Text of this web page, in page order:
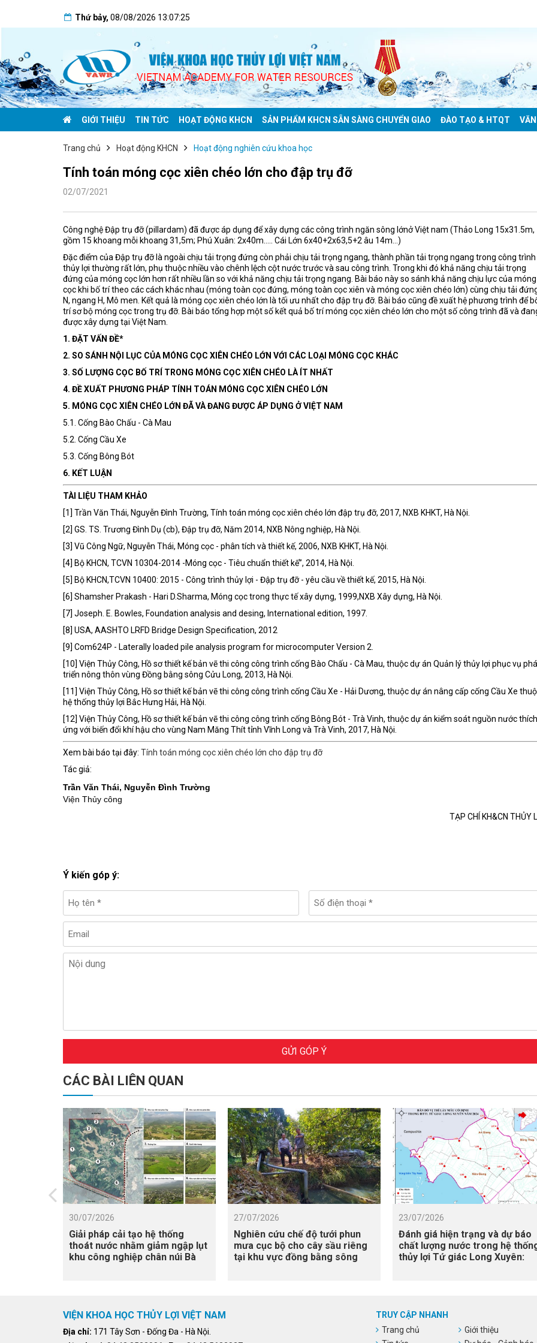
Thứ bảy, 08/08/2026 13:07:26
GIỚI THIỆU TIN TỨC HOẠT ĐỘNG KHCN SẢN PHẨM KHCN SẴN SÀNG CHUYỂN GIAO ĐÀO TẠO & HTQT
Trang chủ Hoạt động KHCN Hoạt động nghiên cứu khoa học
Tính toán móng cọc xiên chéo lớn cho đập trụ đỡ
02/07/2021
Công nghệ Đập trụ đỡ (pillardam) đã được áp dụng để xây dựng các công trình ngăn sông lớnở Việt nam (Thảo Long 15x31.5m,
gồm 15 khoang mỗi khoang 31,5m; Phú Xuân: 2x40m….. Cái Lớn 6x40+2x63,5+2 âu 14m…)
Đặc điểm của Đập trụ đỡ là ngoài chịu tải trọng đứng còn phải chịu tải trọng ngang, thành phần tải trọng ngang trong công trình
thủy lợi thường rất lớn, phụ thuộc nhiều vào chênh lệch cột nước trước và sau công trình. Trong khi đó khả năng chịu tải trọng
đứng của móng cọc lớn hơn rất nhiều lần so với khả năng chịu tải trọng ngang. Bài báo này so sánh khả năng chịu lực của móng
cọc khi bố trí theo các cách khác nhau (móng toàn cọc đứng, móng toàn cọc xiên và móng cọc xiên chéo lớn) cùng chịu tải
N, ngang H, Mô men. Kết quả là móng cọc xiên chéo lớn là tối ưu nhất cho đập trụ đỡ. Bài báo cũng đề xuất hệ phương trình để
trí sơ bộ móng cọc trong trụ đỡ. Bài báo tổng hợp một số kết quả bố trí móng cọc xiên chéo lớn cho một số công trình đã và
được xây dựng tại Việt Nam.
1. ĐẶT VẤN ĐỀ*
2. SO SÁNH NỘI LỤC CỦA MÓNG CỌC XIÊN CHÉO LỚN VỚI CÁC LOẠI MÓNG CỌC KHÁC
3. SỐ LƯỢNG CỌC BỐ TRÍ TRONG MÓNG CỌC XIÊN CHÉO LÀ ÍT NHẤT
4. ĐỀ XUẤT PHƯƠNG PHÁP TÍNH TOÁN MÓNG CỌC XIÊN CHÉO LỚN
5. MÓNG CỌC XIÊN CHÉO LỚN ĐÃ VÀ ĐANG ĐƯỢC ÁP DỤNG Ở VIỆT NAM
5.1. Cống Bào Chấu - Cà Mau
5.2. Cống Cầu Xe
5.3. Cống Bông Bót
6. KẾT LUẬN
TÀI LIỆU THAM KHẢO
[1] Trần Văn Thái, Nguyễn Đình Trường, Tính toán móng cọc xiên chéo lớn đập trụ đỡ, 2017, NXB KHKT, Hà Nội.
[2] GS. TS. Trương Đình Dụ (cb), Đập trụ đỡ, Năm 2014, NXB Nông nghiệp, Hà Nội.
[3] Vũ Công Ngữ, Nguyễn Thái, Móng cọc - phân tích và thiết kế, 2006, NXB KHKT, Hà Nội.
[4] Bộ KHCN, TCVN 10304-2014 -Móng cọc - Tiêu chuẩn thiết kế”, 2014, Hà Nội.
[5] Bộ KHCN,TCVN 10400: 2015 - Công trình thủy lợi - Đập trụ đỡ - yêu cầu về thiết kế, 2015, Hà Nội.
[6] Shamsher Prakash - Hari D.Sharma, Móng cọc trong thực tế xây dựng, 1999,NXB Xây dựng, Hà Nội.
[7] Joseph. E. Bowles, Foundation analysis and desing, International edition, 1997.
[8] USA, AASHTO LRFD Bridge Design Specification, 2012
[9] Com624P - Laterally loaded pile analysis program for microcomputer Version 2.
[10] Viện Thủy Công, Hồ sơ thiết kế bản vẽ thi công công trình cống Bào Chấu - Cà Mau, thuộc dự án Quản lý thủy lợi phục vụ
triển nông thôn vùng Đồng bằng sông Cửu Long, 2013, Hà Nội.
[11] Viện Thủy Công, Hồ sơ thiết kế bản vẽ thi công công trình cống Cầu Xe - Hải Dương, thuộc dự án nâng cấp cống Cầu Xe
hệ thống thủy lợi Bắc Hưng Hải, Hà Nội.
[12] Viện Thủy Công, Hồ sơ thiết kế bản vẽ thi công công trình cống Bông Bót - Trà Vinh, thuộc dự án kiểm soát nguồn nước thích
ứng với biến đổi khí hậu cho vùng Nam Măng Thít tỉnh Vĩnh Long và Trà Vinh, 2017, Hà Nội.
Xem bài báo tại đây: Tính toán móng cọc xiên chéo lớn cho đập trụ đỡ
Tác giả:
Trần Văn Thái, Nguyễn Đình Trường
Viện Thủy công
TẠP CHÍ KH&CN THỦY
Ý kiến góp ý:
GỬI GÓP Ý
CÁC BÀI LIÊN QUAN
30/07/2026
Giải pháp cải tạo hệ thống
thoát nước nhằm giảm ngập lụt
khu công nghiệp chân núi Bà
27/07/2026
Nghiên cứu chế độ tưới phun
mưa cục bộ cho cây sầu riêng
tại khu vực đồng bằng sông
23/07/2026
Đánh giá hiện trạng và dự báo
chất lượng nước trong hệ
thủy lợi Tứ giác Long Xuyên:
VIỆN KHOA HỌC THỦY LỢI VIỆT NAM
Địa chỉ: 171 Tây Sơn - Đống Đa - Hà Nội.
TRUY CẬP NHANH
Trang chủ
Giới thiệu